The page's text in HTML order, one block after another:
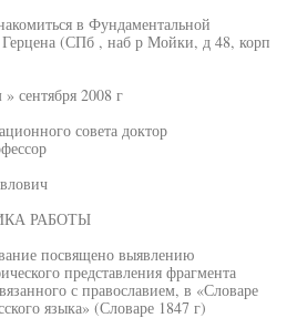
в Фундаментальной
(СПб , наб р Мойки, д 48, корп
сентября 2008 г
совета доктор
РАБОТЫ
посвящено выявлению
представления фрагмента
с православием, в «Словаре
языка» (Словаре 1847 г)